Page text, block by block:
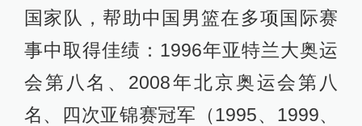
国家队，帮助中国男篮在多项国际赛
事中取得佳绩：1996年亚特兰大奥运
会第八名、2008年北京奥运会第八
名、四次亚锦赛冠军（1995、1999、